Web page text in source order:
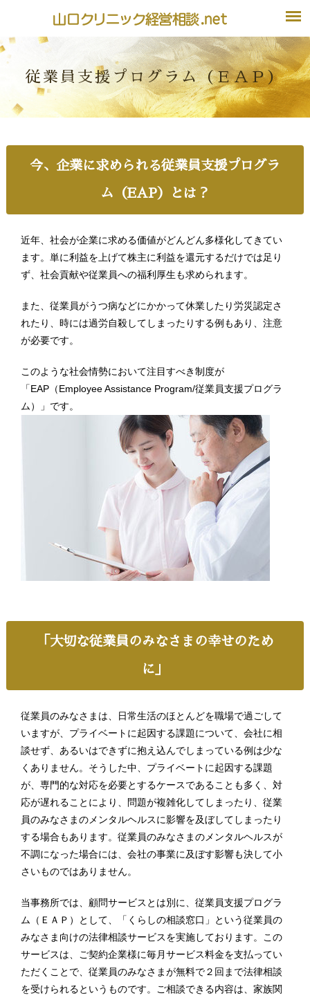
従業員支援プログラム（ＥＡＰ）
今、企業に求められる従業員支援プログラ
ム（EAP）とは？
近年、社会が企業に求める価値がどんどん多様化してきてい
ます。単に利益を上げて株主に利益を還元するだけでは足り
ず、社会貢献や従業員への福利厚生も求められます。
また、従業員がうつ病などにかかって休業したり労災認定さ
れたり、時には過労自殺してしまったりする例もあり、注意
が必要です。
このような社会情勢において注目すべき制度が
「EAP（Employee Assistance Program/従業員支援プログラ
ム）」です。
「大切な従業員のみなさまの幸せのため
に」
従業員のみなさまは、日常生活のほとんどを職場で過ごして
いますが、プライベートに起因する課題について、会社に相
談せず、あるいはできずに抱え込んでしまっている例は少な
くありません。そうした中、プライベートに起因する課題
が、専門的な対応を必要とするケースであることも多く、対
応が遅れることにより、問題が複雑化してしまったり、従業
員のみなさまのメンタルヘルスに影響を及ぼしてしまったり
する場合もあります。従業員のみなさまのメンタルヘルスが
不調になった場合には、会社の事業に及ぼす影響も決して小
さいものではありません。
当事務所では、顧問サービスとは別に、従業員支援プログラ
ム（ＥＡＰ）として、「くらしの相談窓口」という従業員の
みなさま向けの法律相談サービスを実施しております。この
サービスは、ご契約企業様に毎月サービス料金を支払ってい
ただくことで、従業員のみなさまが無料で２回まで法律相談
を受けられるというものです。ご相談できる内容は、家族関